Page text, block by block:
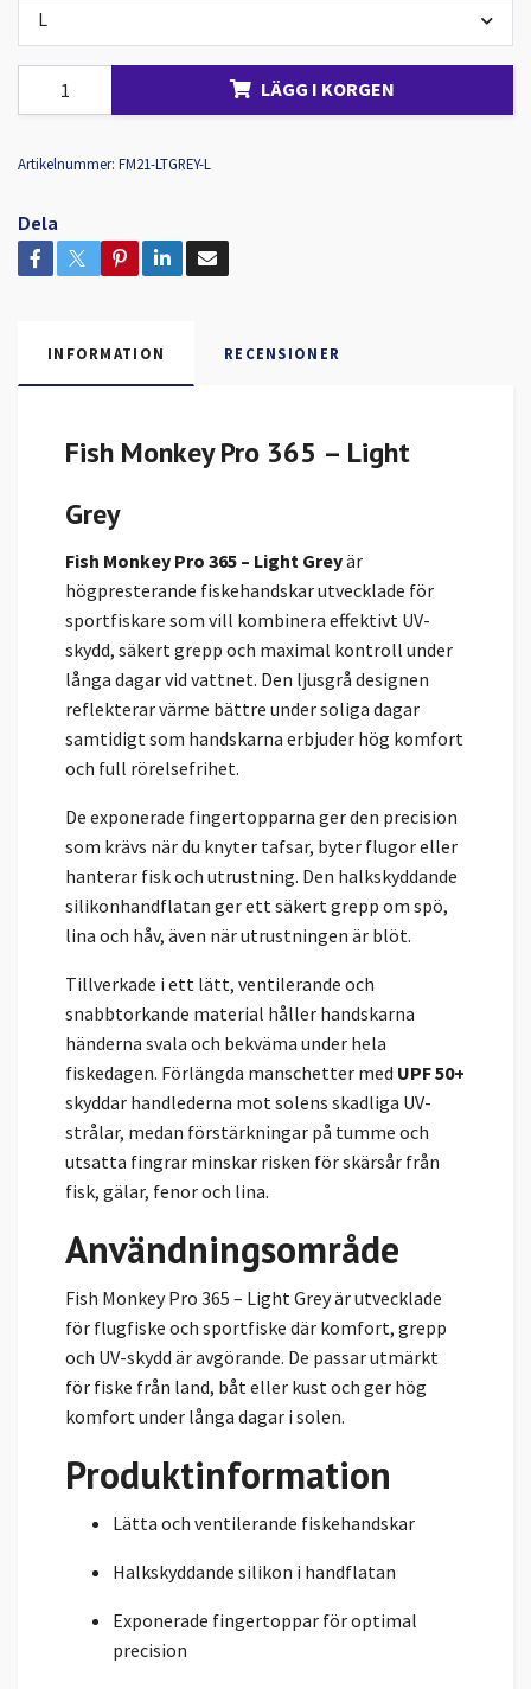
L
LÄGG I KORGEN
Artikelnummer: FM21-LTGREY-L
Dela
INFORMATION RECENSIONER
Fish Monkey Pro 365 – Light
Grey
Fish Monkey Pro 365 – Light Greyär
högpresterande fiskehandskar utvecklade för
sportfiskare som vill kombinera effektivt UV-
skydd, säkert grepp och maximal kontroll under
långa dagar vid vattnet. Den ljusgrå designen
reflekterar värme bättre under soliga dagar
samtidigt som handskarna erbjuder hög komfort
och full rörelsefrihet.
De exponerade fingertopparna ger den precision
som krävs när du knyter tafsar, byter flugor eller
hanterar fisk och utrustning. Den halkskyddande
silikonhandflatan ger ett säkert grepp om spö,
lina och håv, även när utrustningen är blöt.
Tillverkade i ett lätt, ventilerande och
snabbtorkande material håller handskarna
händerna svala och bekväma under hela
fiskedagen. Förlängda manschetter med UPF 50+
skyddar handlederna mot solens skadliga UV-
strålar, medan förstärkningar på tumme och
utsatta fingrar minskar risken för skärsår från
fisk, gälar, fenor och lina.
Användningsområde
Fish Monkey Pro 365 – Light Grey är utvecklade
för flugfiske och sportfiske där komfort, grepp
och UV-skydd är avgörande. De passar utmärkt
för fiske från land, båt eller kust och ger hög
komfort under långa dagar i solen.
Produktinformation
Lätta och ventilerande fiskehandskar
Halkskyddande silikon i handflatan
Exponerade fingertoppar för optimal
precision